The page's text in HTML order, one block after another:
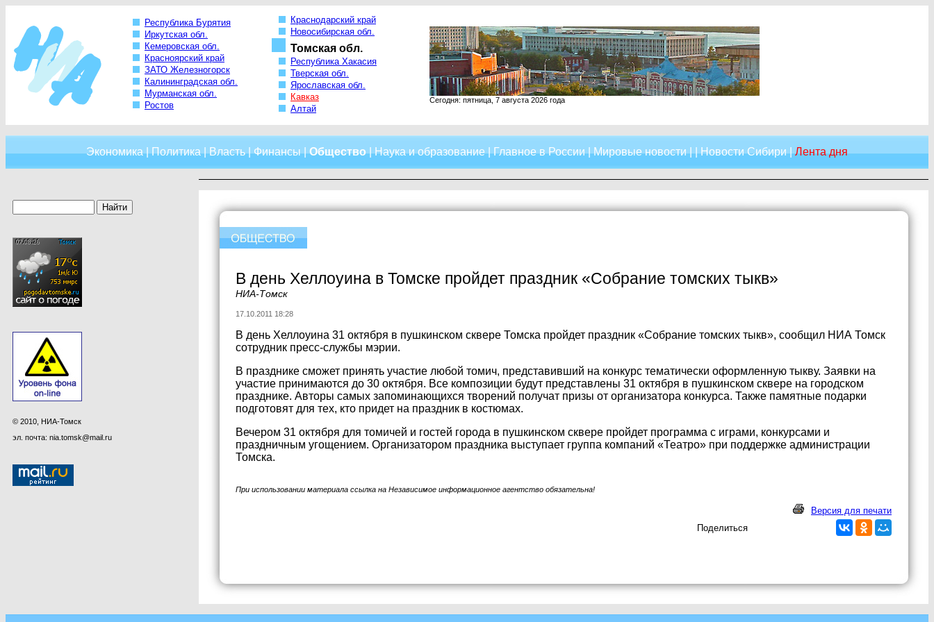
Республика Бурятия
Иркутская обл.
Кемеровская обл.
Красноярский край
ЗАТО Железногорск
Калининградская обл.
Мурманская обл.
Ростов
Краснодарский край
Новосибирская обл.
Томская обл.
Республика Хакасия
Тверская обл.
Ярославская обл.
Кавказ
Алтай
Сегодня: пятница, 7 августа 2026 года
Экономика|Политика|Власть|Финансы|Общество|Наука и образование|Главное в России|Мировые новости| |Новости Сибири|Лента дня
© 2010, НИА-Томск
эл. почта: nia.tomsk@mail.ru
В день Хеллоуина в Томске пройдет праздник «Собрание томских тыкв»
НИА-Томск
17.10.2011 18:28
В день Хеллоуина 31 октября в пушкинском сквере Томска пройдет праздник «Собрание томских тыкв», сообщил НИА Томск
сотрудник пресс-службы мэрии.
В празднике сможет принять участие любой томич, представивший на конкурс тематически оформленную тыкву. Заявки на
участие принимаются до 30 октября. Все композиции будут представлены 31 октября в пушкинском сквере на городском
празднике. Авторы самых запоминающихся творений получат призы от организатора конкурса. Также памятные подарки
подготовят для тех, кто придет на праздник в костюмах.
Вечером 31 октября для томичей и гостей города в пушкинском сквере пройдет программа с играми, конкурсами и
праздничным угощением. Организатором праздника выступает группа компаний «Театро» при поддержке администрации
Томска.
При использовании материала ссылка на Независимое информационное агентство обязательна!
Версия для печати
Поделиться